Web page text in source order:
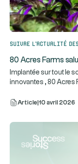
Suivre l’actualité
80 Acres Farms
Implantée sur tout le
innovantes , 80 Acres
Article 10 avril 2026